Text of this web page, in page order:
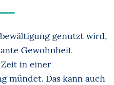
genutzt wird,
Gewohnheit
in einer
mündet. Das kann auch